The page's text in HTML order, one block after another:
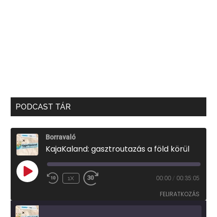
PODCAST TÁR
Borravaló
KajaKaland: gasztroutazás a föld körül
PLAY
EPISODE
1X 00:00 / 00:35:05
FELIRATKOZÁS